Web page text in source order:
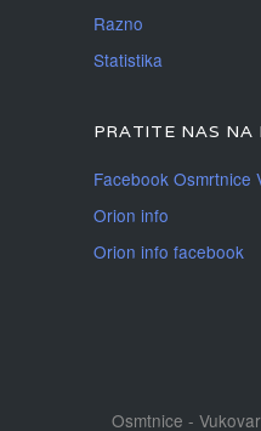
Razno
Statistika
PRATITE NAS NA
Facebook Osmrtnice
Orion info
Orion info facebook
Osmtnice -